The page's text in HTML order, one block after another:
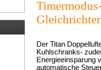
Gleichrichter
Der Titan
Kuhlschranks-
Energieeinsparung
automatische